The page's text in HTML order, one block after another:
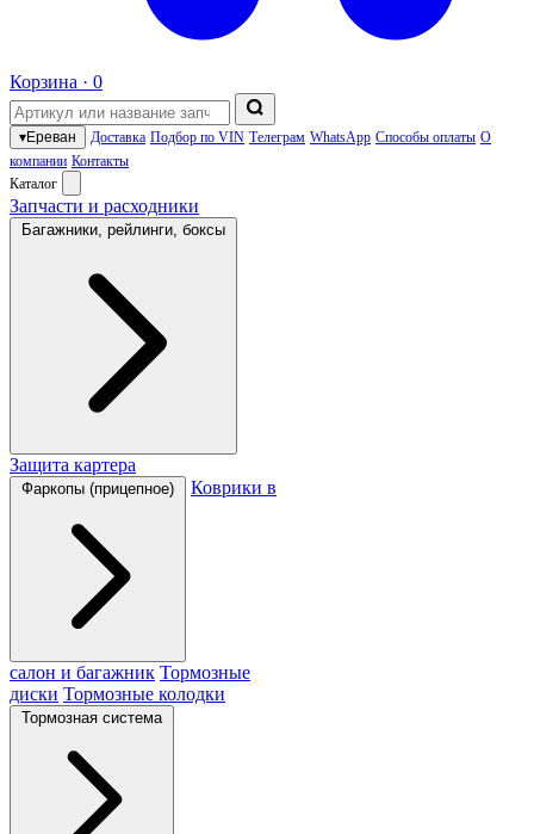
Корзина · 0
▾Ереван Доставка Подбор по VIN Телеграм WhatsApp Способы оплаты О
компании Контакты
Каталог
Запчасти и расходники
Багажники, рейлинги, боксы
Защита картера
Фаркопы (прицепное) Коврики в
салон и багажник Тормозные
диски Тормозные колодки
Тормозная система